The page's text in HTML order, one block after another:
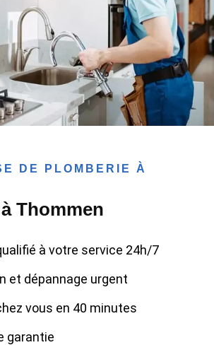
DE PLOMBERIE À
Thommen
à votre service 24h/7
et dépannage urgent
vous en 40 minutes
garantie